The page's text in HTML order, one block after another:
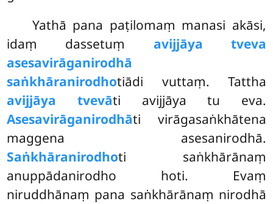
Yathā pana paṭilomaṃ manasi akāsi,
idaṃ dassetuṃ avijjāya tveva
asesavirāganirodhā
saṅkhāranirodhotiādi vuttaṃ. Tattha
avijjāya tvevāti avijjāya tu eva.
Asesavirāganirodhāti virāgasaṅkhātena
maggena asesanirodhā.
Saṅkhāranirodhoti saṅkhārānaṃ
anuppādanirodho hoti. Evaṃ
niruddhānaṃ pana saṅkhārānaṃ nirodhā